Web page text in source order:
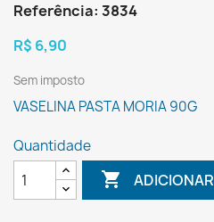
Referência: 3834
R$ 6,90
Sem imposto
VASELINA PASTA MORIA 90G
Quantidade
 ADICIONAR